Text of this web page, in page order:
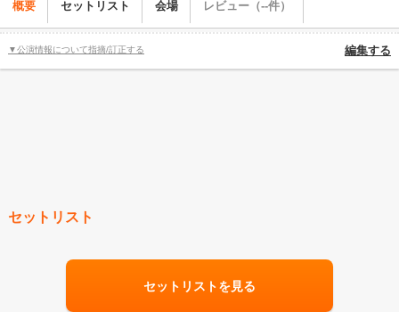
概要 セットリスト 会場 レビュー（--件）
▼公演情報について指摘/訂正する 編集する
セットリスト
セットリストを見る